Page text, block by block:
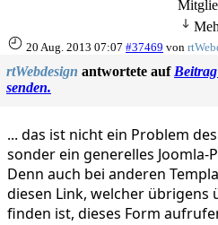
20 Aug. 2013 07:07 #37469 von
rtWebdesign antwortete auf
senden.
... das ist nicht ein Problem
sonder ein generelles Joomla-
Denn auch bei anderen
diesen Link, welcher übrigens
finden ist, dieses Form